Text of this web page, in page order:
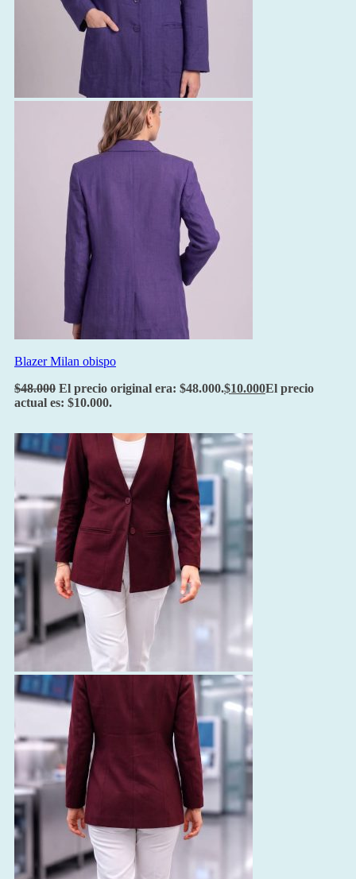
Blazer Milan obispo
$48.000 El precio original era: $48.000.$10.000El precio
actual es: $10.000.